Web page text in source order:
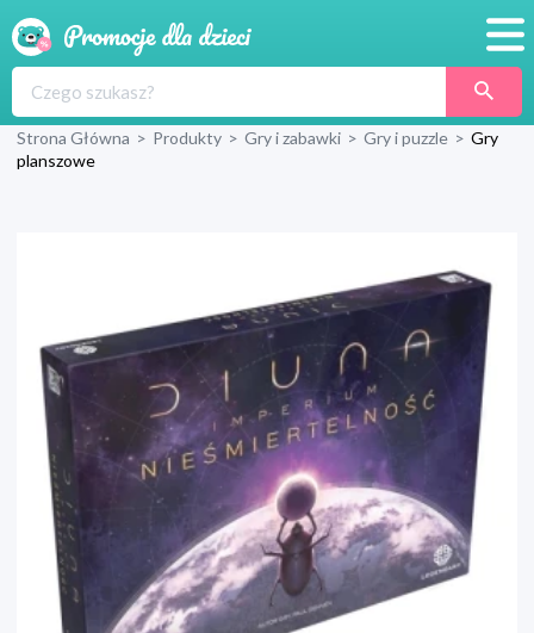
Produkty
Wyprawka
Strona Główna > Produkty > Gry i zabawki > Gry i puzzle > Gry
planszowe